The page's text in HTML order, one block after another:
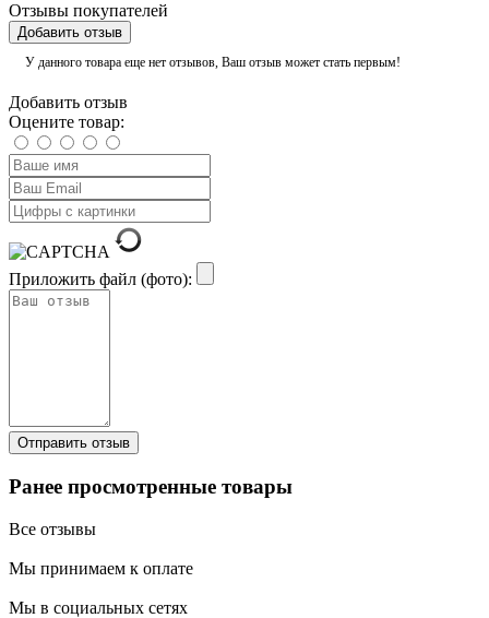
Отзывы покупателей
Добавить отзыв
У данного товара еще нет отзывов, Ваш отзыв может стать первым!
Добавить отзыв
Оцените товар:
Приложить файл (фото):
Ранее просмотренные товары
Все отзывы
Мы принимаем к оплате
Мы в социальных сетях